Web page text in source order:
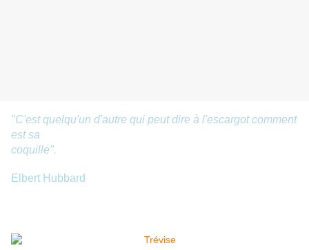
"C'est quelqu'un d'autre qui peutdire à l'escargot comment
est sa
coquille".
Elbert Hubbard